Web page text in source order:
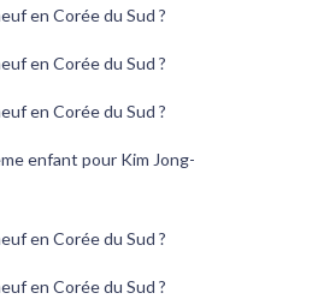
en Corée du Sud ?
en Corée du Sud ?
en Corée du Sud ?
enfant pour Kim Jong-
en Corée du Sud ?
en Corée du Sud ?